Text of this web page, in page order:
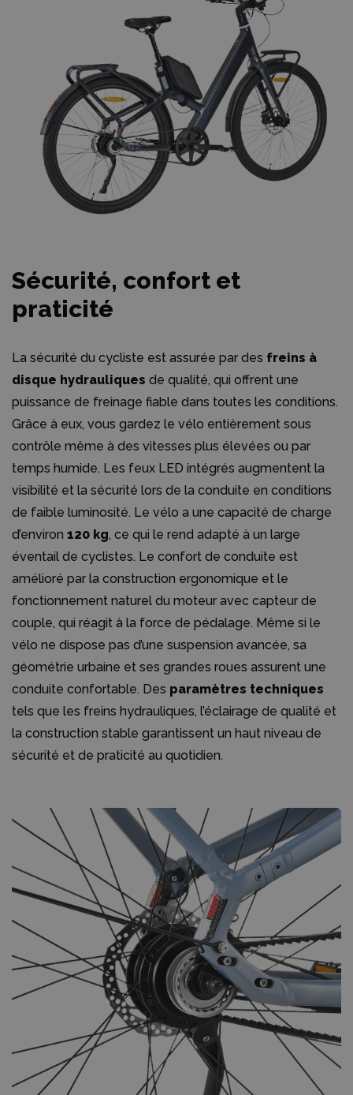
Sécurité, confort et
praticité
La sécurité du cycliste est assurée par des freins à
disque hydrauliques de qualité, qui offrent une
puissance de freinage fiable dans toutes les conditions.
Grâce à eux, vous gardez le vélo entièrement sous
contrôle même à des vitesses plus élevées ou par
temps humide. Les feux LED intégrés augmentent la
visibilité et la sécurité lors de la conduite en conditions
de faible luminosité. Le vélo a une capacité de charge
d’environ 120 kg, ce qui le rend adapté à un large
éventail de cyclistes. Le confort de conduite est
amélioré par la construction ergonomique et le
fonctionnement naturel du moteur avec capteur de
couple, qui réagit à la force de pédalage. Même si le
vélo ne dispose pas d’une suspension avancée, sa
géométrie urbaine et ses grandes roues assurent une
conduite confortable. Des paramètres techniques
tels que les freins hydrauliques, l’éclairage de qualité et
la construction stable garantissent un haut niveau de
sécurité et de praticité au quotidien.